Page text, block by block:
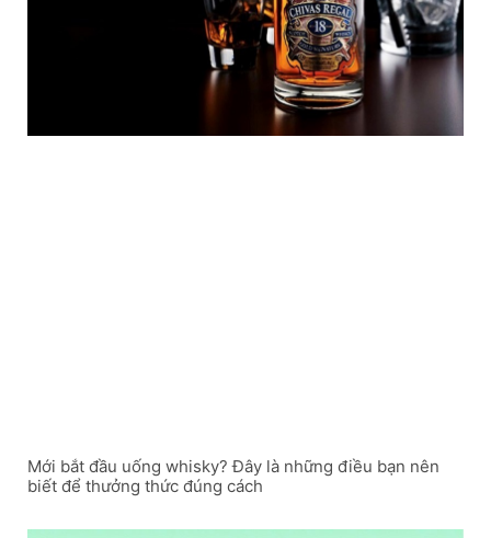
Mới bắt đầu uống whisky? Đây là những điều bạn nên
biết để thưởng thức đúng cách